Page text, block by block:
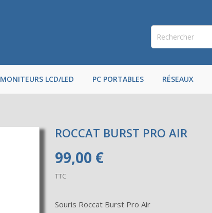
MONITEURS LCD/LED PC PORTABLES RÉSEAUX
ROCCAT BURST PRO AIR
99,00 €
TTC
Souris Roccat Burst Pro Air